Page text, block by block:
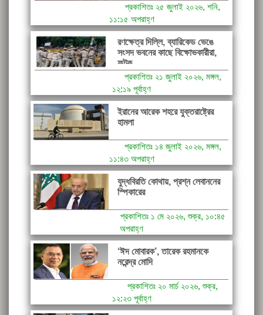
প্রকাশিতঃ ২৫ জুলাই ২০২৬, শনি,
১১:১৫ অপরাহ্ণ
রণক্ষেত্র দিল্লি, ব্যারিকেড ভেঙে
সংসদ ভবনের কাছে বিক্ষোভকারীরা,
ফটক...
প্রকাশিতঃ ২১ জুলাই ২০২৬, মঙ্গল,
১২:১৯ পূর্বাহ্ণ
ইরানের আরেক শহরে যুক্তরাষ্ট্রের
হামলা
প্রকাশিতঃ ১৪ জুলাই ২০২৬, মঙ্গল,
১১:৪৩ অপরাহ্ণ
যুদ্ধবিরতি কোথায়, প্রশ্ন লেবাননের
স্পিকারের
প্রকাশিতঃ ১ মে ২০২৬, শুক্র, ১০:৪৫
অপরাহ্ণ
‘ঈদ মোবারক’, তারেক রহমানকে
নরেন্দ্র মোদি
প্রকাশিতঃ ২০ মার্চ ২০২৬, শুক্র,
১২:২৩ পূর্বাহ্ণ